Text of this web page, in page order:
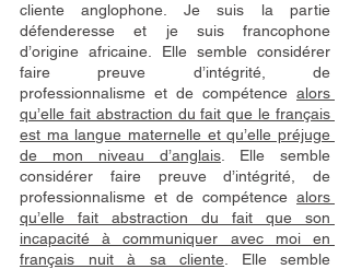
cliente anglophone. Je suis la partie
défenderesse et je suis francophone
d’origine africaine. Elle semble considérer
faire preuve d’intégrité, de
professionnalisme et de compétence alors
qu’elle fait abstraction du fait que le français
est ma langue maternelle et qu’elle préjuge
de mon niveau d’anglais . Elle semble
considérer faire preuve d’intégrité, de
professionnalisme et de compétence alors
qu’elle fait abstraction du fait que son
incapacité à communiquer avec moi en
français nuit à sa cliente . Elle semble